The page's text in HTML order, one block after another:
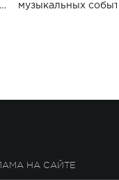
музыкальных
НА САЙТЕ